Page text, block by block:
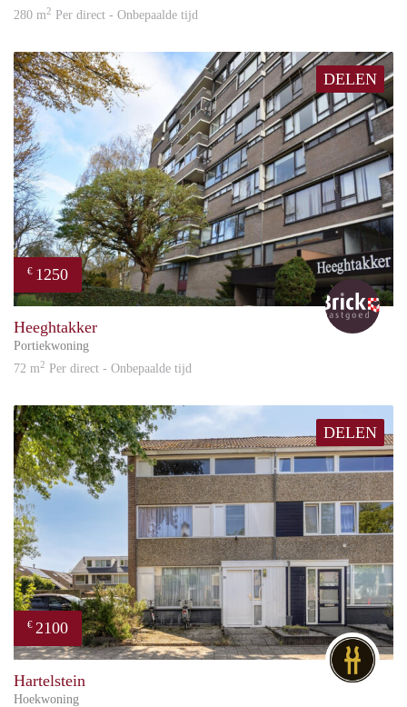
280 m2 Per direct - Onbepaalde tijd
DELEN
€ 1250
Brick
Heeghtakker
Portiekwoning
72 m2 Per direct - Onbepaalde tijd
DELEN
€ 2100
DG
Hartelstein
Hoekwoning